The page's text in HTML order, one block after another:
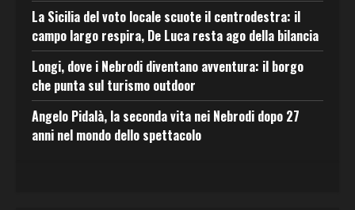
La Sicilia del voto locale scuote il centrodestra: il
campo largo respira, De Luca resta ago della bilancia
Longi, dove i Nebrodi diventano avventura: il borgo
che punta sul turismo outdoor
Angelo Pidalà, la seconda vita nei Nebrodi dopo 27
anni nel mondo dello spettacolo